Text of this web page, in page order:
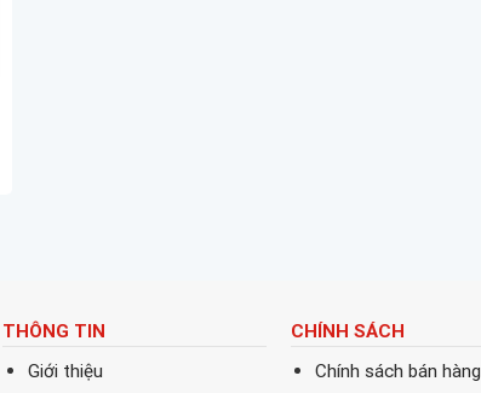
THÔNG TIN
Giới thiệu
CHÍNH SÁCH
Chính sách bán hàng